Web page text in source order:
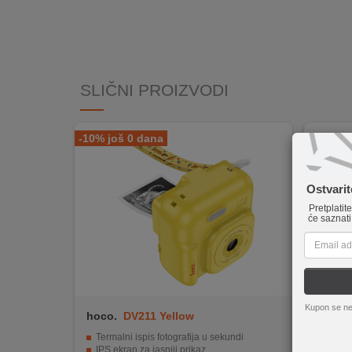
će
Kupon se
SLIČNI PROIZVODI
-10% još 0 dana
hoco. DV211 Yellow
Termalni ispis fotografija u sekundi
IPS ekran za jasniji prikaz
Sony